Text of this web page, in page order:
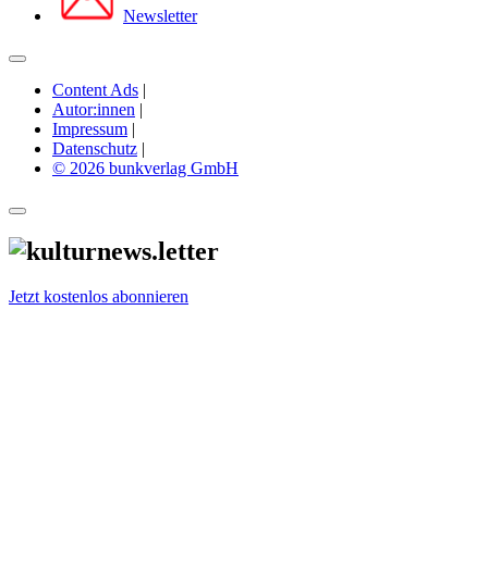
Newsletter
Content Ads |
Autor:innen |
Impressum |
Datenschutz |
© 2026 bunkverlag GmbH
Jetzt kostenlos abonnieren